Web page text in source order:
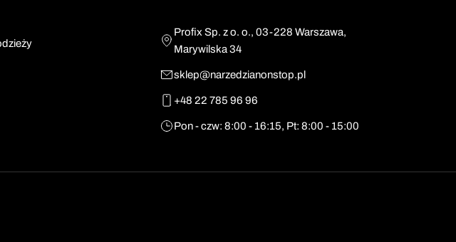
Profix Sp. z o. o., 03-228 Warszawa,
Marywilska 34
sklep@narzedzianonstop.pl
+48 22 785 96 96
Pon - czw: 8:00 - 16:15, Pt: 8:00 - 15:00